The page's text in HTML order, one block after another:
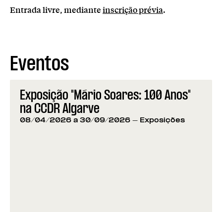
Entrada livre, medianteinscrição prévia.
Eventos
Exposição "Mário Soares: 100 Anos"
na CCDR Algarve
08/04/2026 a 30/09/2026 - Exposições